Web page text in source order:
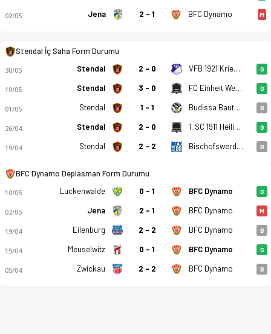
02/05 Jena 2 - 1 BFC Dynamo M
Stendal İç Saha Form Durumu
30/05 Stendal 2 - 0 VFB 1921 Krieschow G
10/05 Stendal 3 - 0 FC Einheit Wernigerode G
01/05 Stendal 1 - 1 Budissa Bautzen B
26/04 Stendal 2 - 0 1. SC 1911 Heiligenstadt G
19/04 Stendal 2 - 2 Bischofswerdaer B
BFC Dynamo Deplasman Form Durumu
10/05 Luckenwalde 0 - 1 BFC Dynamo G
02/05 Jena 2 - 1 BFC Dynamo M
19/04 Eilenburg 2 - 2 BFC Dynamo B
15/04 Meuselwitz 0 - 1 BFC Dynamo G
05/04 Zwickau 2 - 2 BFC Dynamo B